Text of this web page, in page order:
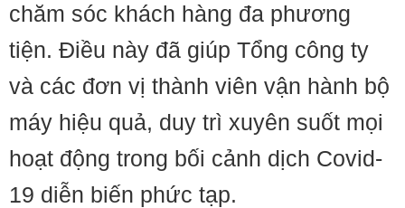
chăm sóc khách hàng đa phương
tiện. Điều này đã giúp Tổng công ty
và các đơn vị thành viên vận hành bộ
máy hiệu quả, duy trì xuyên suốt mọi
hoạt động trong bối cảnh dịch Covid-
19 diễn biến phức tạp.